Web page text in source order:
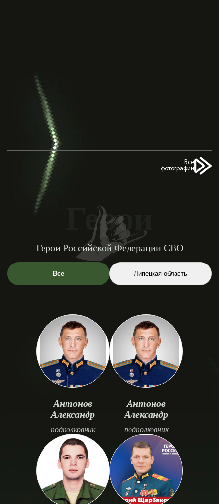
Все
фотографии
Герои
Герои Российской Федерации СВО
Все Липецкая область
Антонов
Александр
подполковник
Антонов
Александр
подполковник